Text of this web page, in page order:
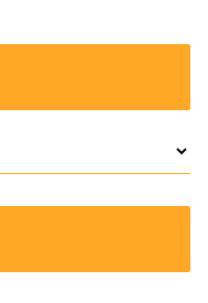
勝負の大食いという
がった話題です。